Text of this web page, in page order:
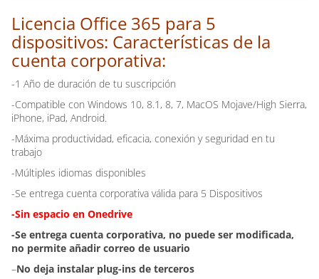
Licencia Office 365 para 5
dispositivos: Características de la
cuenta corporativa:
-1 Año de duración de tu suscripción
-Compatible con Windows 10, 8.1, 8, 7, MacOS Mojave/High Sierra,
iPhone, iPad, Android.
-Máxima productividad, eficacia, conexión y seguridad en tu
trabajo
-Múltiples idiomas disponibles
-Se entrega cuenta corporativa válida para 5 Dispositivos
-Sin espacio en Onedrive
-Se entrega cuenta corporativa, no puede ser modificada,
no permite añadir correo de usuario
–No deja instalar plug-ins de terceros